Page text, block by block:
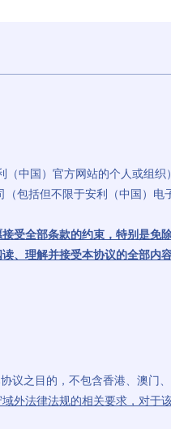
中国）官方网站的个人或组
括但不限于安利（中国）电
受全部条款的约束，特别是免
、理解并接受本协议的全部内
议之目的，不包含香港、澳门
外法律法规的相关要求，对于